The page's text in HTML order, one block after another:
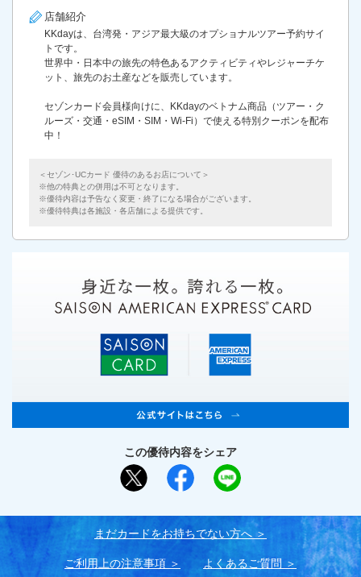
店舗紹介
KKdayは、台湾発・アジア最大級のオプショナルツアー予約サイ
トです。
世界中・日本中の旅先の特⾊あるアクティビティやレジャーチケ
ット、旅先のお土産などを販売しています。
セゾンカード会員様向けに、KKdayのベトナム商品（ツアー・ク
ルーズ・交通・eSIM・SIM・Wi-Fi）で使える特別クーポンを配布
中！
＜セゾン･UCカード 優待のあるお店について＞
他の特典との併用は不可となります。
優待内容は予告なく変更・終了になる場合がございます。
優待特典は各施設・各店舗による提供です。
この優待内容をシェア
まだカードをお持ちでない⽅へ
ご利用上の注意事項 よくあるご質問